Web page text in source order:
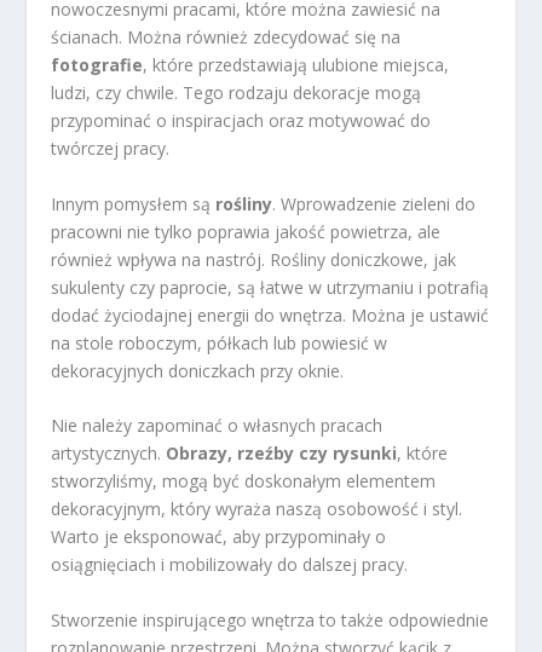
nowoczesnymi pracami, które można zawiesić na
ścianach. Można również zdecydować się na
fotografie, które przedstawiają ulubione miejsca,
ludzi, czy chwile. Tego rodzaju dekoracje mogą
przypominać o inspiracjach oraz motywować do
twórczej pracy.
Innym pomysłem są rośliny. Wprowadzenie zieleni do
pracowni nie tylko poprawia jakość powietrza, ale
również wpływa na nastrój. Rośliny doniczkowe, jak
sukulenty czy paprocie, są łatwe w utrzymaniu i potrafią
dodać życiodajnej energii do wnętrza. Można je ustawić
na stole roboczym, półkach lub powiesić w
dekoracyjnych doniczkach przy oknie.
Nie należy zapominać o własnych pracach
artystycznych. Obrazy, rzeźby czy rysunki, które
stworzyliśmy, mogą być doskonałym elementem
dekoracyjnym, który wyraża naszą osobowość i styl.
Warto je eksponować, aby przypominały o
osiągnięciach i mobilizowały do dalszej pracy.
Stworzenie inspirującego wnętrza to także odpowiednie
rozplanowanie przestrzeni. Można stworzyć kącik z